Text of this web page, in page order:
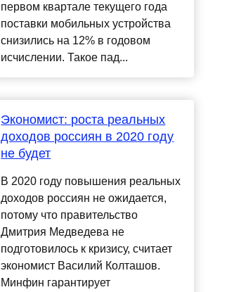
первом квартале текущего года
поставки мобильных устройства
снизились на 12% в годовом
исчислении. Такое пад...
Экономист: роста реальных
доходов россиян в 2020 году
не будет
В 2020 году повышения реальных
доходов россиян не ожидается,
потому что правительство
Дмитрия Медведева не
подготовилось к кризису, считает
экономист Василий Колташов.
Минфин гарантирует